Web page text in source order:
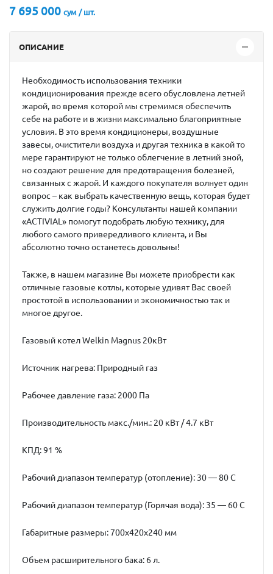
7 695 000 сум / шт.
ОПИСАНИЕ
Необходимость использования техники
кондиционирования прежде всего обусловлена летней
жарой, во время которой мы стремимся обеспечить
себе на работе и в жизни максимально благоприятные
условия. В это время кондиционеры, воздушные
завесы, очистители воздуха и другая техника в какой то
мере гарантируют не только облегчение в летний зной,
но создают решение для предотвращения болезней,
связанных с жарой. И каждого покупателя волнует один
вопрос – как выбрать качественную вещь, которая будет
служить долгие годы? Консультанты нашей компании
«ACTIVIAL» помогут подобрать любую технику, для
любого самого привередливого клиента, и Вы
абсолютно точно останетесь довольны!
Также, в нашем магазине Вы можете приобрести как
отличные газовые котлы, которые удивят Вас своей
простотой в использовании и экономичностью так и
многое другое.
Газовый котел Welkin Magnus 20кВт
Источник нагрева: Природный газ
Рабочее давление газа: 2000 Па
Производительность макс./мин.: 20 кВт / 4.7 кВт
КПД: 91 %
Рабочий диапазон температур (отопление): 30 — 80 С
Рабочий диапазон температур (Горячая вода): 35 — 60 C
Габаритные размеры: 700х420х240 мм
Объем расширительного бака: 6 л.